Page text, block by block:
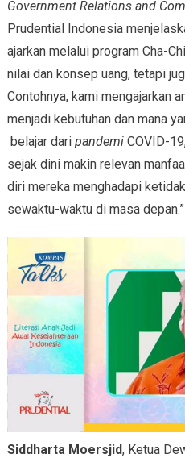
Government Relations and
Prudential Indonesia
ajarkan melalui program Cha-
nilai dan konsep uang, tetapi
Contohnya, kami mengajarkan
menjadi kebutuhan dan mana
belajar dari pandemi COVID-
sejak dini makin relevan
diri mereka menghadapi
sewaktu-waktu di masa depan.”
Siddharta Moersjid, Ketua